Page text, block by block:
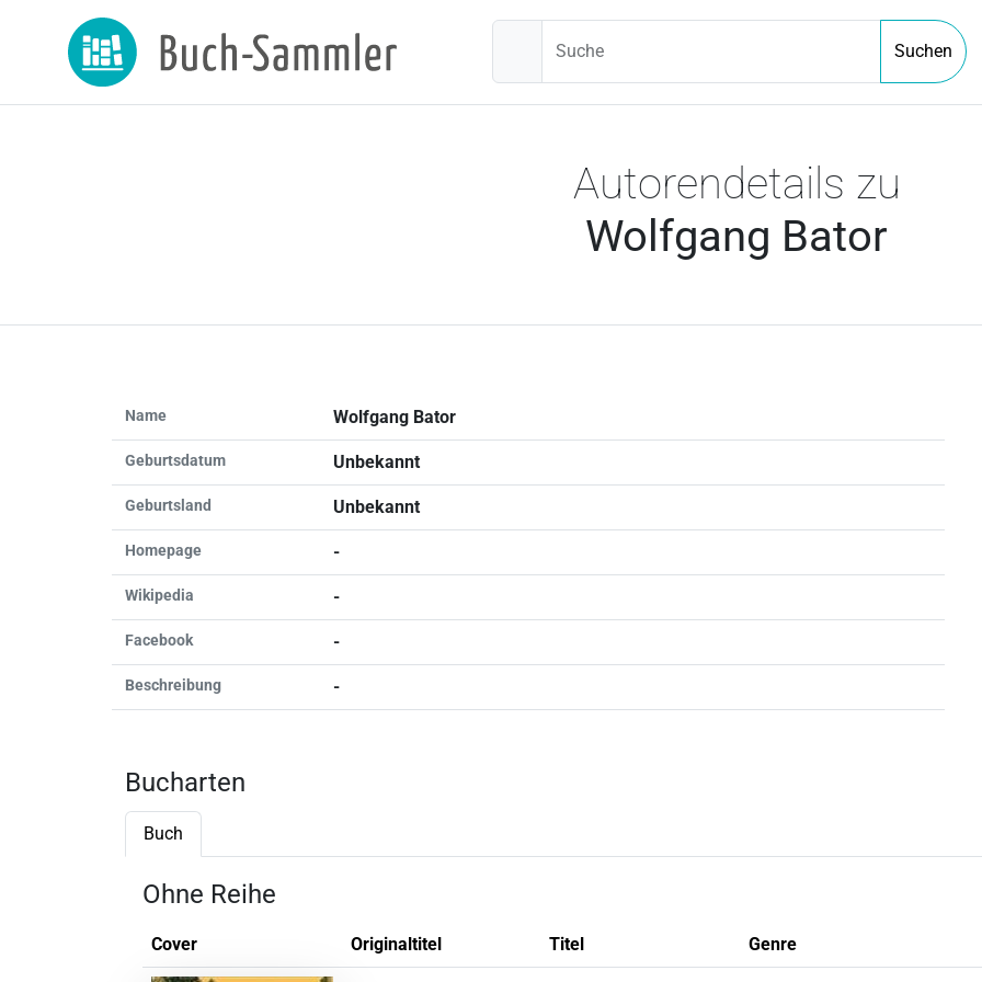
Suche Suchen
Autorendetails zu
Wolfgang Bator
Name Wolfgang Bator
Geburtsdatum Unbekannt
Geburtsland Unbekannt
Homepage -
Wikipedia -
Facebook -
Beschreibung -
Bucharten
Buch
Ohne Reihe
Cover Originaltitel Titel Genre